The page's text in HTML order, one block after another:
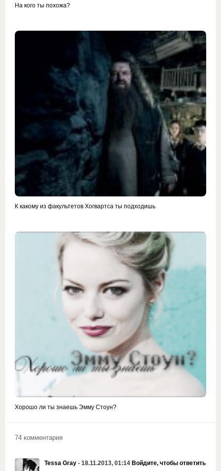
На кого ты похожа?
К какому из факультетов Хогвартса ты подходишь
Хорошо ли ты знаешь Эмму Стоун?
74 комментария
Tessa Gray - 18.11.2013, 01:14 Войдите, чтобы ответить